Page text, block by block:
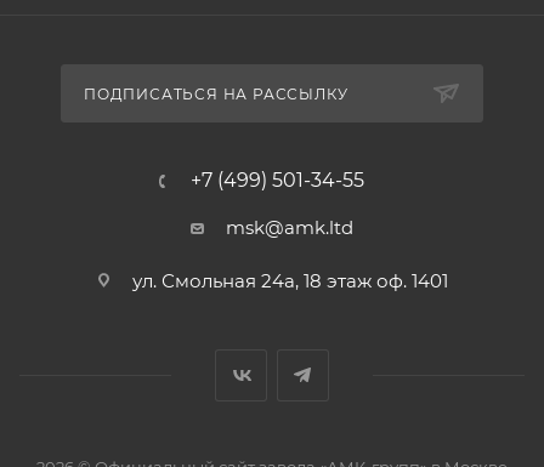
ПОДПИСАТЬСЯ НА РАССЫЛКУ
+7 (499) 501-34-55
msk@amk.ltd
ул. Смольная 24а, 18 этаж оф. 1401